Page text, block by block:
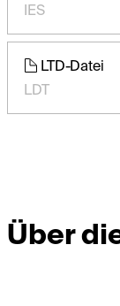
IES
LTD-Datei
LDT
Über